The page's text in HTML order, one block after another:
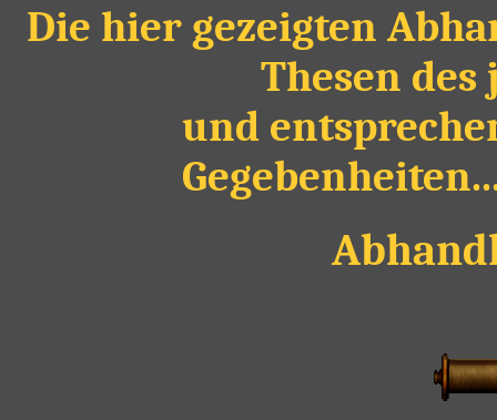
Die hier gezeigten
Thesen
und